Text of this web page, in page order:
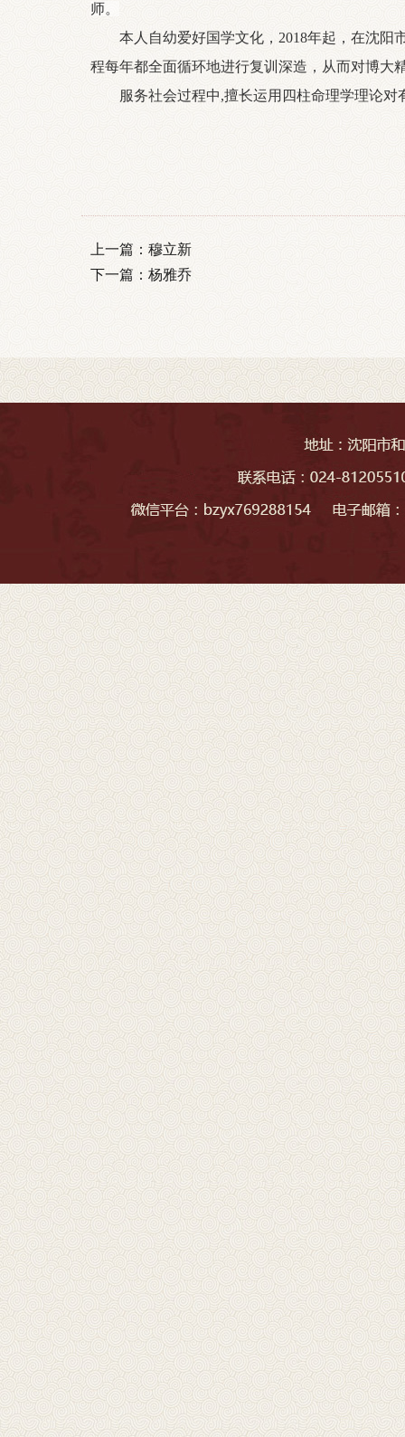
师。
本人自幼爱好国学文化，2018年起，在沈阳
程每年都全面循环地进行复训深造，从而对博大
服务社会过程中,擅长运用四柱命理学理论对
上一篇： 穆立新
下一篇： 杨雅乔